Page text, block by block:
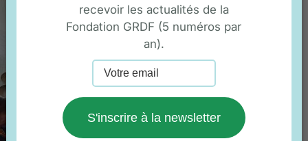
recevoir les actualités de la
Fondation GRDF (5 numéros par
an).
S'inscrire à la newsletter